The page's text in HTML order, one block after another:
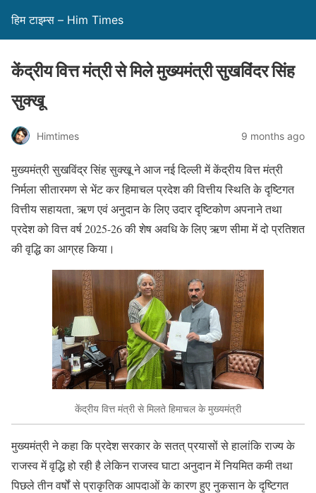
हिम टाइम्स – Him Times
केंद्रीय वित्त मंत्री से मिले मुख्यमंत्री सुखविंदर सिंह
सुक्खू
Himtimes 9 months ago
मुख्यमंत्री सुखविंद्र सिंह सुक्खू ने आज नई दिल्ली में केंद्रीय वित्त मंत्री
निर्मला सीतारमण से भेंट कर हिमाचल प्रदेश की वित्तीय स्थिति के दृष्टिगत
वित्तीय सहायता, ऋण एवं अनुदान के लिए उदार दृष्टिकोण अपनाने तथा
प्रदेश को वित्त वर्ष 2025-26 की शेष अवधि के लिए ऋण सीमा में दो प्रतिशत
की वृद्धि का आग्रह किया।
केंद्रीय वित्त मंत्री से मिलते हिमाचल के मुख्यमंत्री
मुख्यमंत्री ने कहा कि प्रदेश सरकार के सतत् प्रयासों से हालांकि राज्य के
राजस्व में वृद्धि हो रही है लेकिन राजस्व घाटा अनुदान में नियमित कमी तथा
पिछले तीन वर्षों से प्राकृतिक आपदाओं के कारण हुए नुकसान के दृष्टिगत